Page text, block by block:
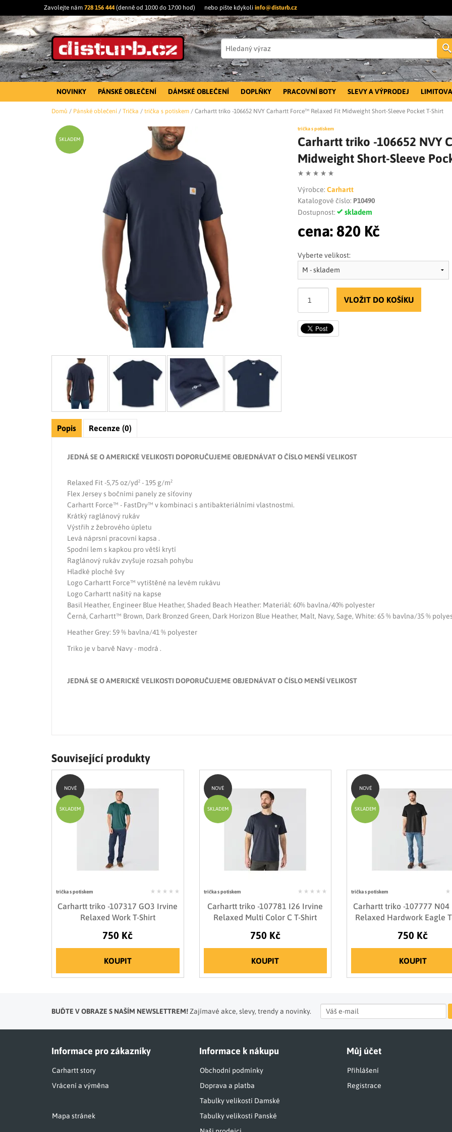
Zavolejte nám 728 156 444 (denně od 10:00 do 17:00 hod) nebo pište kdykoli info@disturb.cz
NOVINKY PÁNSKÉ OBLEČENÍ DÁMSKÉ OBLEČENÍ DOPLŇKY PRACOVNÍ BOTY SLEVY A VÝPRODEJ
Domů / Pánské oblečení / Trička / trička s potiskem / Carhartt triko -106652 NVY Carhartt Force™ Relaxed Fit Midweight Short-Sleeve Pocket T-Shirt
trička s potiskem
Carhartt triko -106652 NVY
Midweight Short-Sleeve
SKLADEM
Výrobce: Carhartt
Katalogové číslo: P10490
Dostupnost:
skladem
cena: 820 Kč
Vyberte velikost:
VLOŽIT DO KOŠÍKU
Popis Recenze (0)
JEDNÁ SE O AMERICKÉ VELIKOSTI DOPORUČUJEME OBJEDNÁVAT O ČÍSLO MENŠÍ VELIKOST
Relaxed Fit -5,75 oz/yd² - 195 g/m²
Flex Jersey s bočními panely ze síťoviny
Carhartt Force™ - FastDry™ v kombinaci s antibakteriálními vlastnostmi.
Krátký raglánový rukáv
Výstřih z žebrového úpletu
Levá náprsní pracovní kapsa .
Spodní lem s kapkou pro větší krytí
Raglánový rukáv zvyšuje rozsah pohybu
Hladké ploché švy
Logo Carhartt Force™ vytištěné na levém rukávu
Logo Carhartt našitý na kapse
Basil Heather, Engineer Blue Heather, Shaded Beach Heather: Materiál: 60% bavlna/40% polyester
Černá, Carhartt™ Brown, Dark Bronzed Green, Dark Horizon Blue Heather, Malt, Navy, Sage, White: 65 % bavlna/35 %
Heather Grey: 59 % bavlna/41 % polyester
Triko je v barvě Navy - modrá .
JEDNÁ SE O AMERICKÉ VELIKOSTI DOPORUČUJEME OBJEDNÁVAT O ČÍSLO MENŠÍ VELIKOST
Související produkty
trička s potiskem
Carhartt triko -107317 GO3 Irvine
Relaxed Work T-Shirt
750 Kč
KOUPIT
NOVÉ
SKLADEM
trička s potiskem
Carhartt triko -107781 I26 Irvine
Relaxed Multi Color C T-Shirt
750 Kč
KOUPIT
NOVÉ
SKLADEM
trička s potiskem
Carhartt triko -107777 N04
Relaxed Hardwork Eagle
750 Kč
KOUPIT
NOVÉ
SKLADEM
BUĎTE V OBRAZE S NAŠÍM NEWSLETTREM!Zajímavé akce, slevy, trendy a novinky.
Informace pro zákazníky
Carhartt story
Vrácení a výměna
Mapa stránek
Informace k nákupu
Obchodní podmínky
Doprava a platba
Tabulky velikostí Damské
Tabulky velikosti Panské
Můj účet
Přihlášení
Registrace